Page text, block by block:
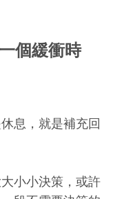
個緩衝時
息，就是補充回
小小決策，或許